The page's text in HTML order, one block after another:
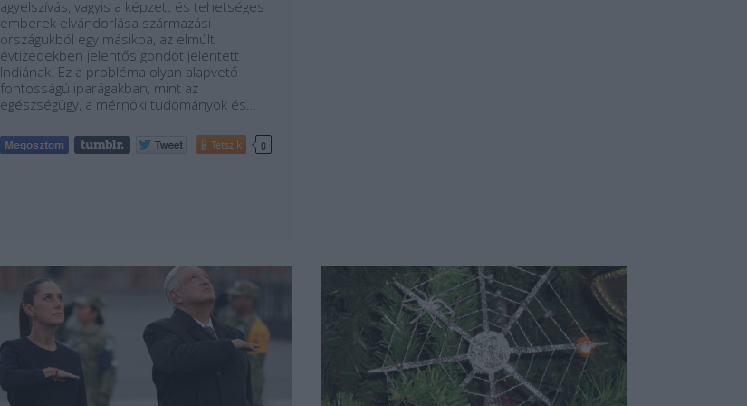
agyelszívás, vagyis a képzett és tehetséges
emberek elvándorlása származási
országukból egy másikba, az elmúlt
évtizedekben jelentős gondot jelentett
Indiának. Ez a probléma olyan alapvető
fontosságú iparágakban, mint az
egészségügy, a mérnöki tudományok és…
Tetszik 0